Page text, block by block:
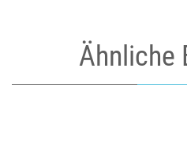
Ähnliche